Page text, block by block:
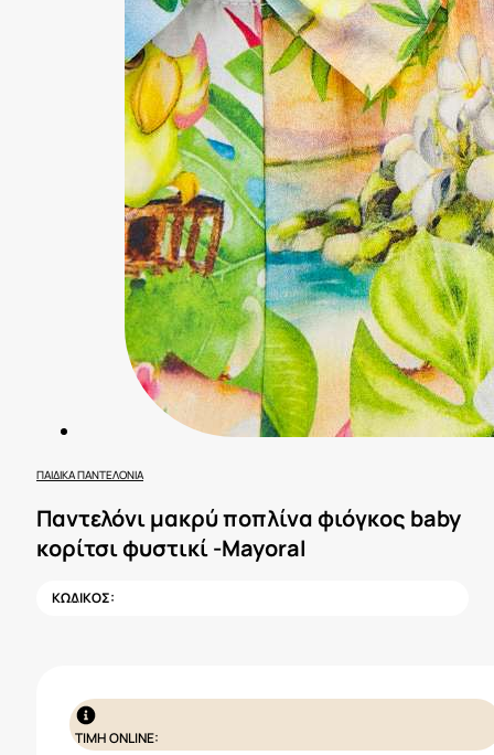
ΠΑΙΔΙΚΆ ΠΑΝΤΕΛΌΝΙΑ
Παντελόνι μακρύ ποπλίνα φιόγκος baby
κορίτσι φυστικί -Mayoral
ΚΩΔΙΚΟΣ:
ΤΙΜΗ ONLINE: